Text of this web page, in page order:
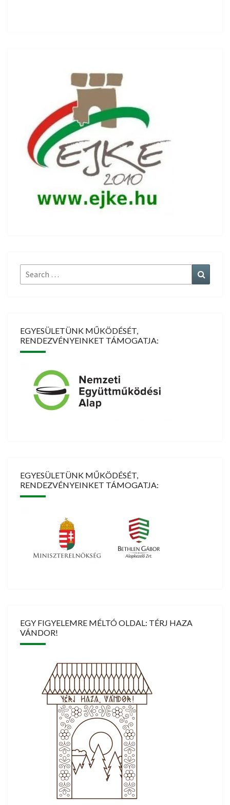
Search
for:
EGYESÜLETÜNK MŰKÖDÉSÉT,
RENDEZVÉNYEINKET TÁMOGATJA:
EGYESÜLETÜNK MŰKÖDÉSÉT,
RENDEZVÉNYEINKET TÁMOGATJA:
EGY FIGYELEMRE MÉLTÓ OLDAL: TÉRJ HAZA
VÁNDOR!